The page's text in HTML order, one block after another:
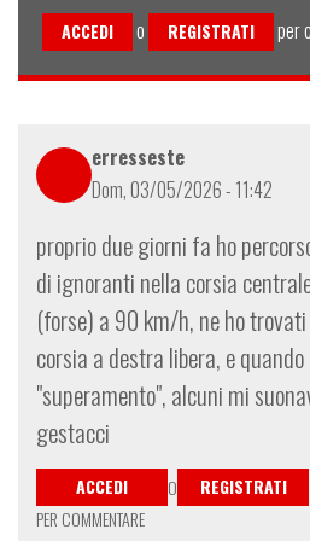
ACCEDI o REGISTRATI per
erresseste
Dom, 03/05/2026 - 11:42
proprio due giorni fa ho
di ignoranti nella corsia
(forse) a 90 km/h, ne ho
corsia a destra libera, e
"superamento", alcuni mi
gestacci
ACCEDI O
REGISTRATI
PER COMMENTARE